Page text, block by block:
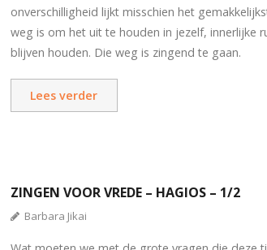
onverschilligheid lijkt misschien het
weg is om het uit te houden in jezelf, innerlijke
blijven houden. Die weg is zingend te gaan.
Lees verder
ZINGEN VOOR VREDE – HAGIOS – 1/2
Barbara Jikai